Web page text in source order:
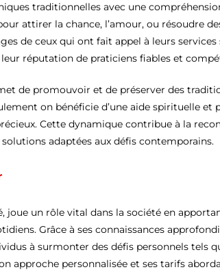
traditionnelles avec une
attirer la chance, l’amour, ou résoudre
de ceux qui ont fait appel à leurs
réputation de praticiens fiables et
de promouvoir et de préserver des
on bénéficie d’une aide spirituelle et
Cette dynamique contribue à la
adaptées aux défis contemporains.
joue un rôle vital dans la société en
Grâce à ses connaissances
à surmonter des défis personnels tels
approche personnalisée et ses tarifs